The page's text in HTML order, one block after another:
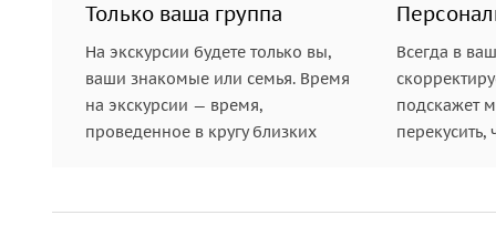
Только ваша группа
На экскурсии будете только вы,
ваши знакомые или семья. Время
на экскурсии — время,
проведенное в кругу близких
Всегда в
подскажет
перекусить,